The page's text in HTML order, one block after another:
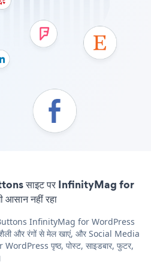
साइट पर InfinityMag for
नहीं रहा
InfinityMag for WordPress
शैली और रंगों से मेल खाएं, और Social Media
पृष्ठ, पोस्ट, साइडबार, फुटर,